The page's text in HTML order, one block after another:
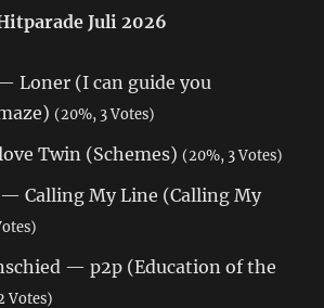
Juli 2026
Loner (I can guide you
(20%, 3 Votes)
Twin (Schemes) (20%, 3 Votes)
Calling My Line (Calling My
— p2p (Education of the
Votes)